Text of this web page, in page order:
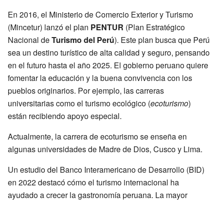
En 2016, el Ministerio de Comercio Exterior y Turismo
(Mincetur) lanzó el plan PENTUR (Plan Estratégico
Nacional deTurismo del Perú). Este plan busca que Perú
sea un destino turístico de alta calidad y seguro, pensando
en el futuro hasta el año 2025. El gobierno peruano quiere
fomentar la educación y la buena convivencia con los
pueblos originarios. Por ejemplo, las carreras
universitarias como el turismo ecológico (ecoturismo)
están recibiendo apoyo especial.
Actualmente, la carrera de ecoturismo se enseña en
algunas universidades de Madre de Dios, Cusco y Lima.
Un estudio del Banco Interamericano de Desarrollo (BID)
en 2022 destacó cómo el turismo internacional ha
ayudado a crecer la gastronomía peruana. La mayor